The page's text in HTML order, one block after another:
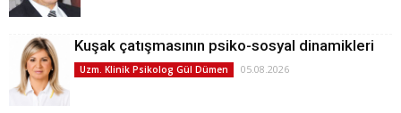
Kuşak çatışmasının psiko-sosyal dinamikleri
Uzm. Klinik Psikolog Gül Dümen 05.08.2026